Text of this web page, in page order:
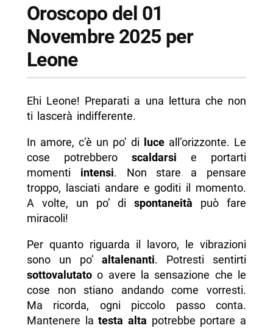
Oroscopo del 01
Novembre 2025 per
Leone
Ehi Leone! Preparati a una lettura che non
ti lascerà indifferente.
In amore, c’è un po’ di luce all’orizzonte. Le
cose potrebbero scaldarsi e portarti
momenti intensi. Non stare a pensare
troppo, lasciati andare e goditi il momento.
A volte, un po’ dispontaneità può fare
miracoli!
Per quanto riguarda il lavoro, le vibrazioni
sono un po’altalenanti. Potresti sentirti
sottovalutatoo avere la sensazione che le
cose non stiano andando come vorresti.
Ma ricorda, ogni piccolo passo conta.
Mantenere latesta alta potrebbe portare a